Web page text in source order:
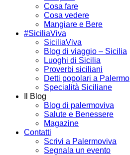
Cosa fare
Cosa vedere
Mangiare e Bere
#SiciliaViva
SiciliaViva
Blog di viaggio – Sicilia
Luoghi di Sicilia
Proverbi siciliani
Detti popolari a Palermo
Specialità Siciliane
Il Blog
Blog di palermoviva
Salute e Benessere
Magazine
Contatti
Scrivi a Palermoviva
Segnala un evento